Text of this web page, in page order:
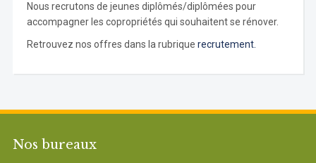
Nous recrutons de jeunes diplômés/diplômées pour
accompagner les copropriétés qui souhaitent se rénover.
Retrouvez nos offres dans la rubrique recrutement.
Nos bureaux